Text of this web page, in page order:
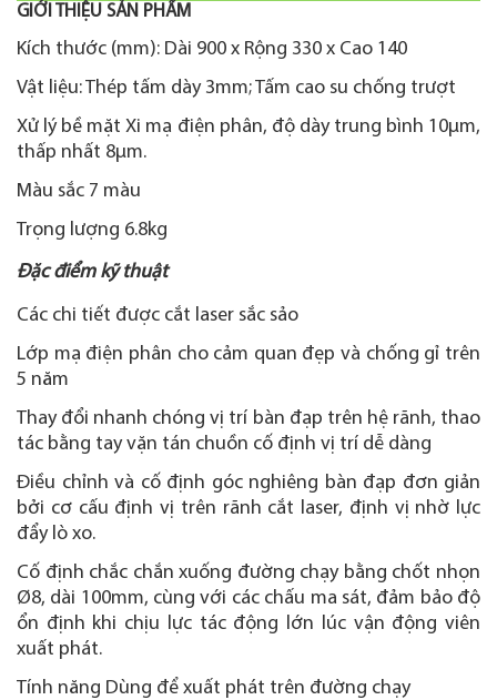
GIỚI THIỆU SẢN PHẨM
Kích thước (mm): Dài 900 x Rộng 330 x Cao 140
Vật liệu: Thép tấm dày 3mm; Tấm cao su chống trượt
Xử lý bề mặt Xi mạ điện phân, độ dày trung bình 10µm,
thấp nhất 8µm.
Màu sắc 7 màu
Trọng lượng 6.8kg
Đặc điểm kỹ thuật
Các chi tiết được cắt laser sắc sảo
Lớp mạ điện phân cho cảm quan đẹp và chống gỉ trên
5 năm
Thay đổi nhanh chóng vị trí bàn đạp trên hệ rãnh, thao
tác bằng tay vặn tán chuồn cố định vị trí dễ dàng
Điều chỉnh và cố định góc nghiêng bàn đạp đơn giản
bởi cơ cấu định vị trên rãnh cắt laser, định vị nhờ lực
đẩy lò xo.
Cố định chắc chắn xuống đường chạy bằng chốt nhọn
Ø8, dài 100mm, cùng với các chấu ma sát, đảm bảo độ
ổn định khi chịu lực tác động lớn lúc vận động viên
xuất phát.
Tính năng Dùng để xuất phát trên đường chạy